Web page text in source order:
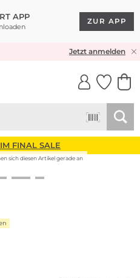
APP
ZUR APP
& RÜCKVERSANDJetzt anmelden
FINAL SALE
sich diesen Artikel gerade an